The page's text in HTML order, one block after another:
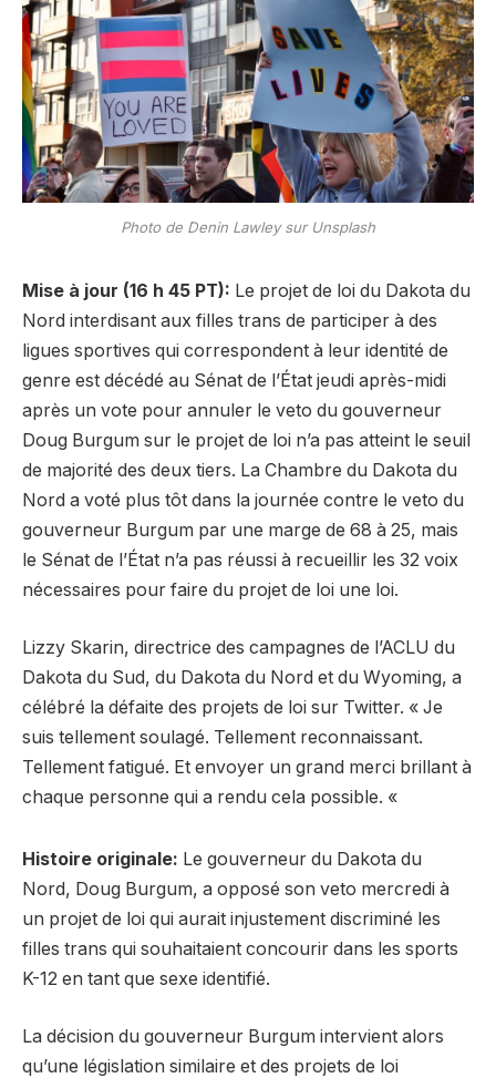
Photo de Denin Lawley sur Unsplash
Mise à jour (16 h 45 PT): Le projet de loi du Dakota du
Nord interdisant aux filles trans de participer à des
ligues sportives qui correspondent à leur identité de
genre est décédé au Sénat de l’État jeudi après-midi
après un vote pour annuler le veto du gouverneur
Doug Burgum sur le projet de loi n’a pas atteint le seuil
de majorité des deux tiers. La Chambre du Dakota du
Nord a voté plus tôt dans la journée contre le veto du
gouverneur Burgum par une marge de 68 à 25, mais
le Sénat de l’État n’a pas réussi à recueillir les 32 voix
nécessaires pour faire du projet de loi une loi.
Lizzy Skarin, directrice des campagnes de l’ACLU du
Dakota du Sud, du Dakota du Nord et du Wyoming, a
célébré la défaite des projets de loi sur Twitter. « Je
suis tellement soulagé. Tellement reconnaissant.
Tellement fatigué. Et envoyer un grand merci brillant à
chaque personne qui a rendu cela possible. «
Histoire originale: Le gouverneur du Dakota du
Nord, Doug Burgum, a opposé son veto mercredi à
un projet de loi qui aurait injustement discriminé les
filles trans qui souhaitaient concourir dans les sports
K-12 en tant que sexe identifié.
La décision du gouverneur Burgum intervient alors
qu’une législation similaire et des projets de loi